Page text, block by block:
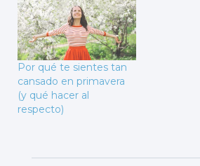
Por qué te sientes tan
cansado en primavera
(y qué hacer al
respecto)